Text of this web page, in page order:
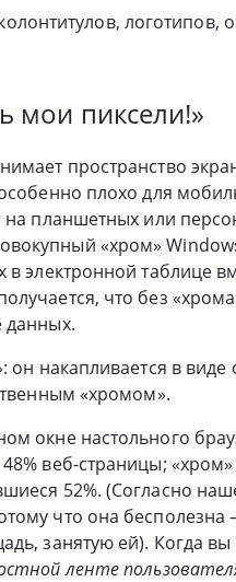
логотипов,
мои пиксели!»
пространство
плохо для
на планшетных или
«хром»
в электронной таблице
что без
данных.
накапливается в виде
«хромом».
окне настольного
веб-страницы; «хром»
52%. (Согласно
что она бесполезна
занятую ей). Когда вы
ленте